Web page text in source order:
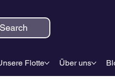
Flotte Über uns
Search